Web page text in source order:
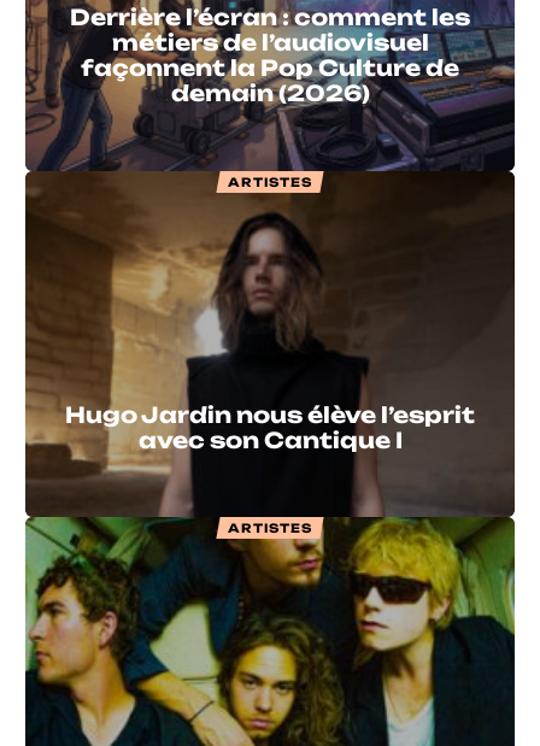
Derrière l’écran : comment les
métiers de l’audiovisuel
façonnent la Pop Culture de
demain (2026)
ARTISTES
Hugo Jardin nous élève l’esprit
avec son Cantique I
ARTISTES